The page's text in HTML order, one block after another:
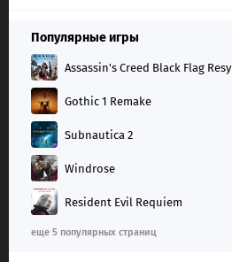
Популярные игры
Assassin's Creed Black Flag
Gothic 1 Remake
Subnautica 2
Windrose
Resident Evil Requiem
еще 5 популярных страниц